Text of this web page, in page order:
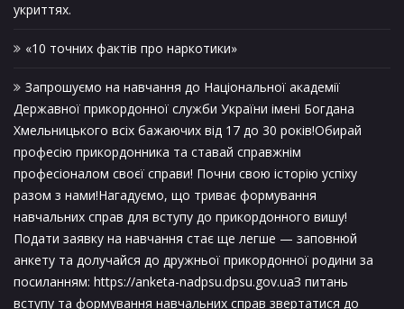
укриттях.
«10 точних фактів про наркотики»
Запрошуємо на навчання до Національної академії
Державної прикордонної служби України імені Богдана
Хмельницького всіх бажаючих від 17 до 30 років!Обирай
професію прикордонника та ставай справжнім
професіоналом своєї справи! Почни свою історію успіху
разом з нами!Нагадуємо, що триває формування
навчальних справ для вступу до прикордонного вишу!
Подати заявку на навчання стає ще легше — заповнюй
анкету та долучайся до дружньої прикордонної родини за
посиланням: https://anketa-nadpsu.dpsu.gov.uaЗ питань
вступу та формування навчальних справ звертатися до